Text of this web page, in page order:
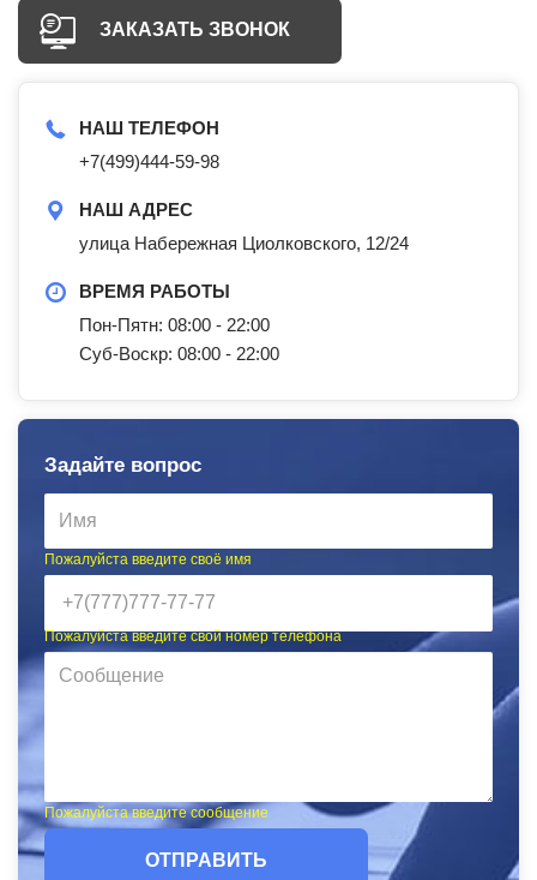
ЗАКАЗАТЬ ЗВОНОК
НАШ ТЕЛЕФОН
+7(499)444-59-98
НАШ АДРЕС
улица Набережная Циолковского, 12/24
ВРЕМЯ РАБОТЫ
Пон-Пятн: 08:00 - 22:00
Суб-Воскр: 08:00 - 22:00
Задайте вопрос
Пожалуйста введите своё имя
Пожалуйста введите свой номер телефона
Пожалуйста введите сообщение
ОТПРАВИТЬ